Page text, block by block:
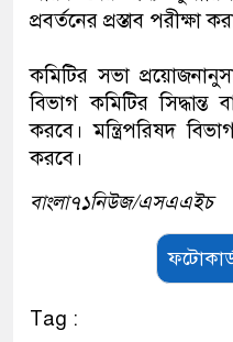
প্রবর্তনের প্রস্তাব পরীক্ষা
কমিটির সভা
বিভাগ কমিটির সিদ্ধান্ত
করবে। মন্ত্রিপরিষদ
করবে।
বাংলা৭১নিউজ/এসএএইচ
Tag :